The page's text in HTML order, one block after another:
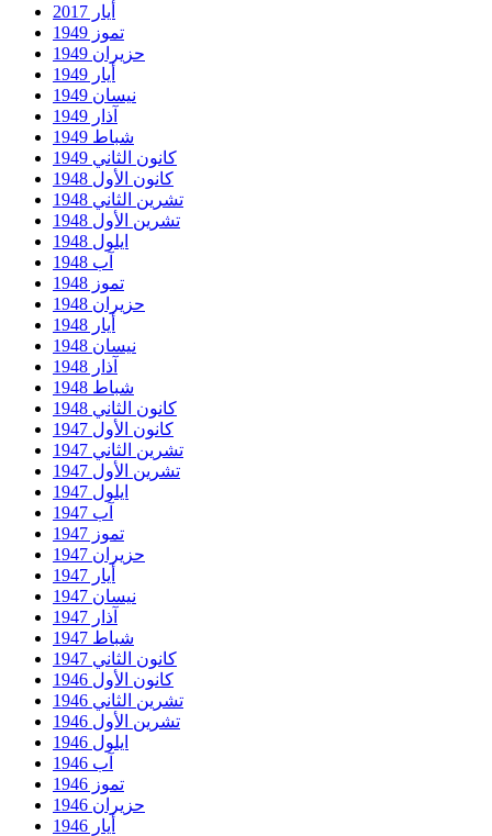
أيار 2017
تموز 1949
حزيران 1949
أيار 1949
نيسان 1949
آذار 1949
شباط 1949
كانون الثاني 1949
كانون الأول 1948
تشرين الثاني 1948
تشرين الأول 1948
ايلول 1948
آب 1948
تموز 1948
حزيران 1948
أيار 1948
نيسان 1948
آذار 1948
شباط 1948
كانون الثاني 1948
كانون الأول 1947
تشرين الثاني 1947
تشرين الأول 1947
ايلول 1947
آب 1947
تموز 1947
حزيران 1947
أيار 1947
نيسان 1947
آذار 1947
شباط 1947
كانون الثاني 1947
كانون الأول 1946
تشرين الثاني 1946
تشرين الأول 1946
ايلول 1946
آب 1946
تموز 1946
حزيران 1946
أيار 1946